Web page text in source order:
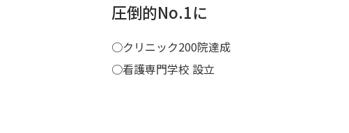
圧倒的No.1に
○クリニック200院達成
○看護専門学校 設立